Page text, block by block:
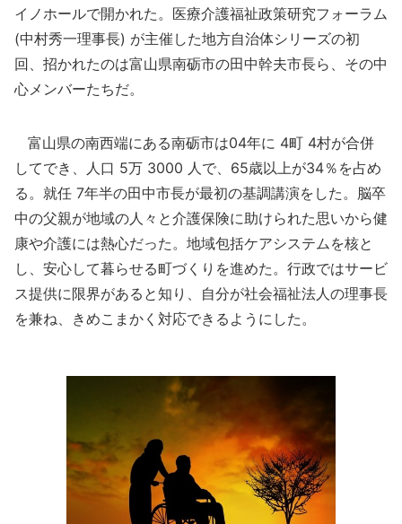
イノホールで開かれた。医療介護福祉政策研究フォーラム
(中村秀一理事長) が主催した地方自治体シリーズの初
回、招かれたのは富山県南砺市の田中幹夫市長ら、その中
心メンバーたちだ。
富山県の南西端にある南砺市は04年に 4町 4村が合併
してでき、人口 5万 3000 人で、65歳以上が34％を占め
る。就任 7年半の田中市長が最初の基調講演をした。脳卒
中の父親が地域の人々と介護保険に助けられた思いから健
康や介護には熱心だった。地域包括ケアシステムを核と
し、安心して暮らせる町づくりを進めた。行政ではサービ
ス提供に限界があると知り、自分が社会福祉法人の理事長
を兼ね、きめこまかく対応できるようにした。